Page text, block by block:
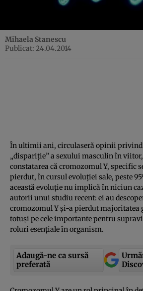
Mihaela Stanescu
Publicat: 24.04.2014
În ultimii ani, circulaseră opinii privind
„dispariţie” a sexului masculin în
constatarea că cromozomul Y, specific
pierdut, în cursul evoluţiei sale, peste
această evoluţie nu implică în niciun
autorii unui studiu recent: ei au
cromozomul Y şi-a pierdut majoritatea
totuşi pe cele importante pentru
roluri esenţiale în organism.
Adaugă-ne ca sursă
preferată